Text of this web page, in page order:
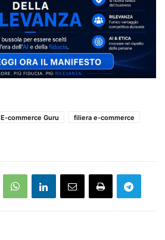
E-commerce Guru
filiera e-commerce